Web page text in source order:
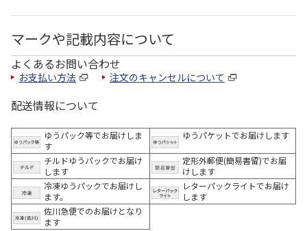
マークや記載内容について
よくあるお問い合わせ
お支払い方法 注文のキャンセルについて
配送情報について
ゆうパック等でお届けしま
す
ゆうパケットでお届けします
チルドゆうパックでお届け
します
定形外郵便(簡易書留)でお届
けします
冷凍ゆうパックでお届けし
ます。
レターパックライトでお届け
します
佐川急便でのお届けとなり
ます